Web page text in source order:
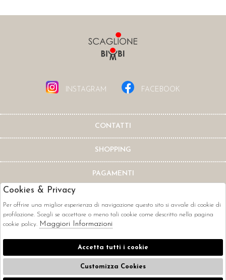
INSTAGRAM FACEBOOK
CONTATTI
SHOPPING
PAGAMENTI
CORRIERI
Cookies & Privacy
Per offrire una miglior esperienza di navigazione questo sito si avvale di cookie di
profilazione. Scegli se accettare o meno tali cookie come descritto nella pagina
cookie policy. Maggiori Informazioni
Accetta tutti i cookie
Customizza Cookies